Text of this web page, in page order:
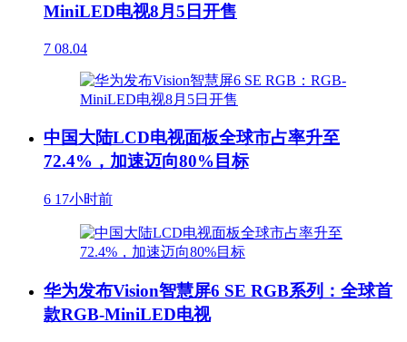
MiniLED电视8月5日开售
7 08.04
中国大陆LCD电视面板全球市占率升至
72.4%，加速迈向80%目标
6 17小时前
华为发布Vision智慧屏6 SE RGB系列：全球首
款RGB-MiniLED电视